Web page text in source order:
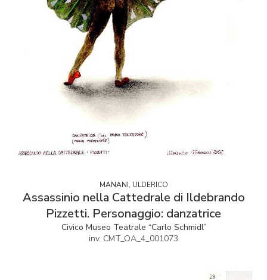
MANANI, ULDERICO
Assassinio nella Cattedrale di Ildebrando
Pizzetti. Personaggio: danzatrice
Civico Museo Teatrale “Carlo Schmidl”
inv. CMT_OA_4_001073